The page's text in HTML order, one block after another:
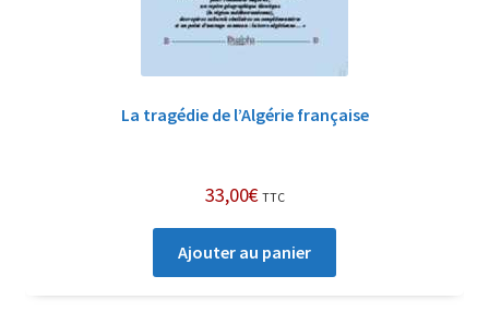
La tragédie de l’Algérie française
33,00€ TTC
Ajouter au panier